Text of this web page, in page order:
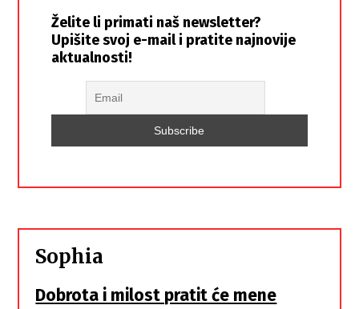
Želite li primati naš newsletter?
Upišite svoj e-mail i pratite najnovije
aktualnosti!
Sophia
Dobrota i milost pratit će mene